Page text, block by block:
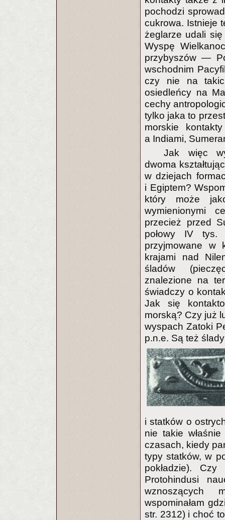
pochodzi
cukrowa. Istnieje
żeglarze udali
Wyspę
przybyszów —
wschodnim
czy nie na
osiedleńcy na
cechy
tylko jaka to
morskie
a Indiami,
Jak więc
dwoma
w dziejach
i Egiptem?
który może
wymienionymi
przecież przed
połowy IV
przyjmowane w
krajami nad
śladów
znalezione na
świadczy o
Jak się
morską? Czy już
wyspach Zatoki
p.n.e. Są też
i statków o
nie takie
czasach, kiedy
typy statków, w
pokładzie).
Protohindusi
wznoszących
wspominałam
str. 2312) i choć